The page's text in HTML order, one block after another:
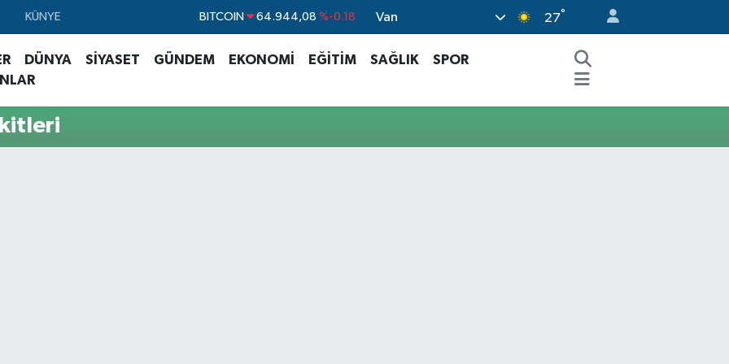
KÜNYE
DOLAR 47,7436 %0.18
EURO 55,2510 %0.32
Van 27°
DÜNYA SİYASET GÜNDEM EKONOMİ EĞİTİM SAĞLIK
SPOR